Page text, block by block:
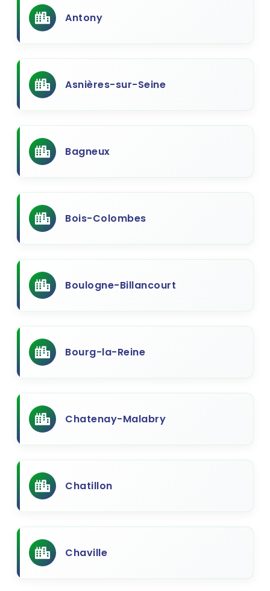
Antony
Asnières-sur-Seine
Bagneux
Bois-Colombes
Boulogne-Billancourt
Bourg-la-Reine
Chatenay-Malabry
Chatillon
Chaville